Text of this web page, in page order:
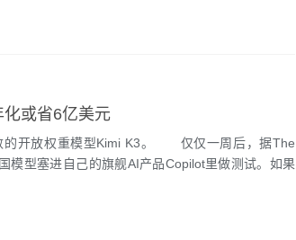
或省6亿美元
开放权重模型Kimi K3。 仅仅一周后，据The
模型塞进自己的旗舰AI产品Copilot里做测试。如果